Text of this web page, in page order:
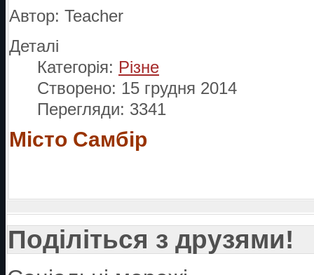
Автор: Teacher
Деталі
Категорія: Різне
Створено: 15 грудня 2014
Перегляди: 3341
Місто Самбір
Поділіться з друзями!